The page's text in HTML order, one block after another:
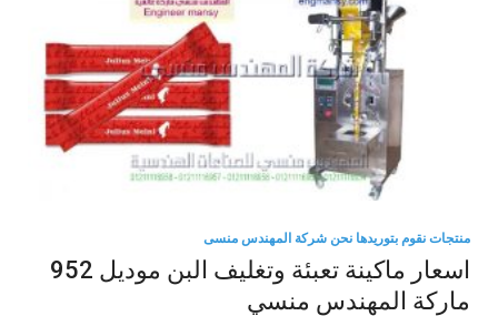
منتجات نقوم بتوريدها نحن شركة المهندس منسى
اسعار ماكينة تعبئة وتغليف البن موديل 952
ماركة المهندس منسي